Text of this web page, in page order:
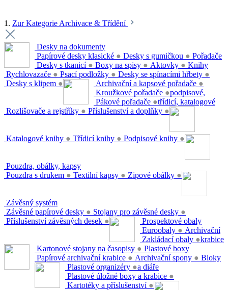
1. Zur Kategorie Archivace & Třídění
Desky na dokumenty
Papírové desky klasické ● Desky s gumičkou ●
Desky s tkanicí ● Boxy na spisy ● Aktovky ●
Rychlovazače ● Psací podložky ● Desky se spínacími hřbety ●
Desky s klipem ●
Pořadače
Archivační a kapsové pořadače ●
Kroužkové pořadače ●
Pákové pořadače ●
Rozlišovače a rejstříky ● Příslušenství a doplňky ●
Knihy
podpisové,
třídicí, katalogové
Katalogové knihy ● Třídicí knihy ● Podpisové knihy ●
Pouzdra, obálky, kapsy
Pouzdra s drukem ● Textilní kapsy ● Zipové obálky ●
Závěsný systém
Závěsné papírové desky ● Stojany pro závěsné desky ●
Příslušenství závěsných desek ●
Prospektové obaly
Euroobaly ●
Zakládací obaly ●
Archivační
krabice
Kartonové stojany na časopisy ●
Papírové archivační krabice ● Archivační spony ●
Plastové boxy
Plastové organizéry ●
Plastové úložné boxy a krabice ●
Kartotéky a příslušenství ●
Bloky
a diáře